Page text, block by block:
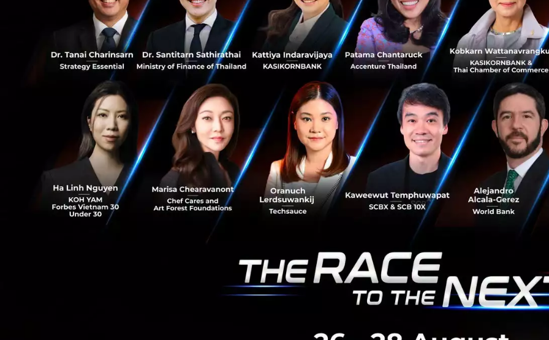
UNDP เปิดตัว Accelerator Lab เครือข่ายการเรียนรู้เพื่อแก้ไข
ปัญหาพัฒนาที่ยั่งยืนที่ใหญ่และเร็วที่สุดในโลกผ่านทางรูปแบบ
ออนไลน์ โดยใช้ข้อมูลชนิดเรียลไทม์แบบใหม่ รวมถึงการ
ทดลองเพื่อเร่...
มิถุนายน 22, 2021| ByTechsauce Team
43
PR News Accelerator Lab
UNDP ประเทศไทยจับมือกรุงไทย มูลนิธิรักษ์ไทย เปิด
ตัวตัวโครงการ Koh Tao Better Together
โครงการ BIOFIN ภายใต้ UNDP ประเทศไทยจับมือธนาคารกรุง
ไทยและมูลนิธิรักษ์ไทย เปิดตัวโครงการ Koh Tao, Better
Together ตั้งเป้าระดมทุนเพื่อช่วยจ้างงานคนขับเรือท่องเที่ยว
ขนาดเล็กบนเกาะเต...
Techsauce Team
PR News UNDP travel krungthai-bank
UNDP ร่วมกับ Change Fusion ผลักดัน Social
Enterprise พร้อมสนับสนุนความยั่งยืนในสังคม
United Nations Development Programme (UNDP) ร่วมกับ